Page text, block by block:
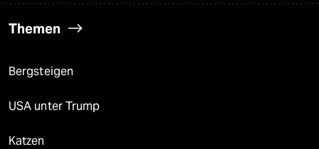
Themen
Bergsteigen
USA unter Trump
Katzen